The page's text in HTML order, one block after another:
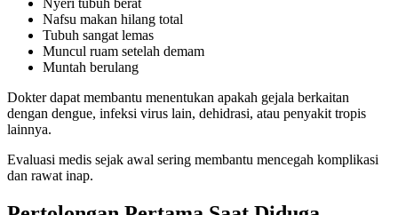
Nyeri tubuh berat
Nafsu makan hilang total
Tubuh sangat lemas
Muncul ruam setelah demam
Muntah berulang
Dokter dapat membantu menentukan apakah gejala berkaitan
dengan dengue, infeksi virus lain, dehidrasi, atau penyakit tropis
lainnya.
Evaluasi medis sejak awal sering membantu mencegah komplikasi
dan rawat inap.